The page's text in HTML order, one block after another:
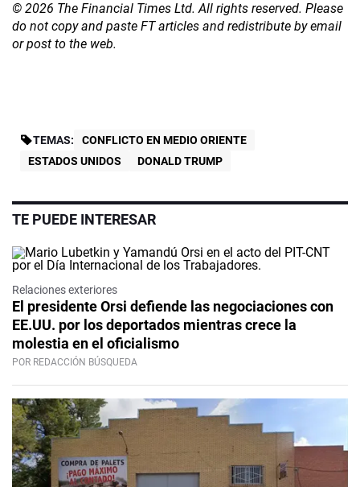
© 2026 The Financial Times Ltd. All rights reserved. Please
do not copy and paste FT articles and redistribute by email
or post to the web.
TEMAS:
CONFLICTO EN MEDIO ORIENTE
ESTADOS UNIDOS
DONALD TRUMP
TE PUEDE INTERESAR
Relaciones exteriores
El presidente Orsi defiende las negociaciones con
EE.UU. por los deportados mientras crece la
molestia en el oficialismo
POR REDACCIÓN BÚSQUEDA